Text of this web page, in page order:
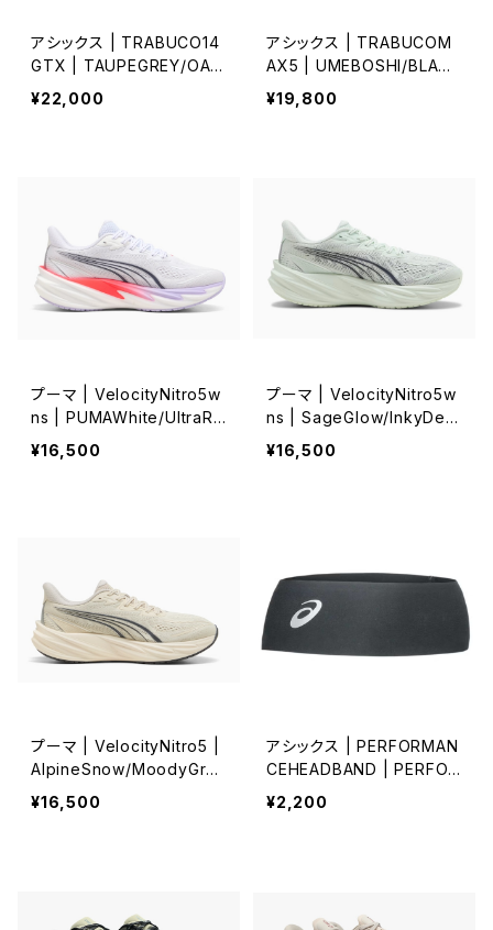
アシックス | TRABUCO14
GTX | TAUPEGREY/OAT
MEAL | Men
¥22,000
アシックス | TRABUCOM
AX5 | UMEBOSHI/BLACK
| Men
¥19,800
プーマ | VelocityNitro5w
ns | PUMAWhite/UltraRe
d/Lavender | Women
¥16,500
プーマ | VelocityNitro5w
ns | SageGlow/InkyDept
hs | Women
¥16,500
プーマ | VelocityNitro5 |
AlpineSnow/MoodyGray
| Men
¥16,500
アシックス | PERFORMAN
CEHEADBAND | PERFOR
MANCEBLACK | Unisex
¥2,200